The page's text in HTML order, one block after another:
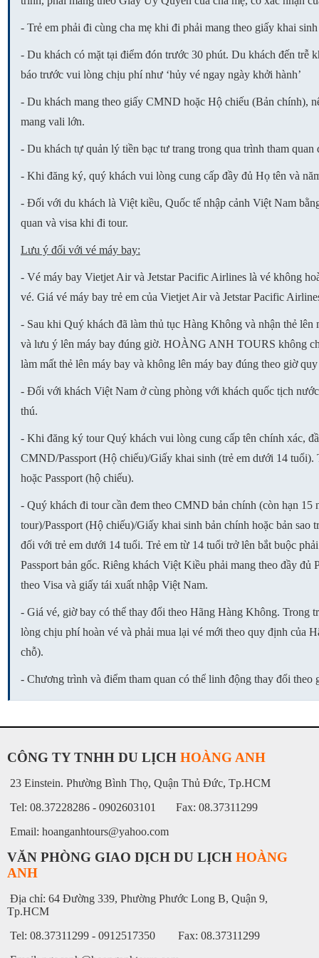
- Trẻ em phải đi cùng cha mẹ khi đi phải mang theo giấy khai
- Du khách có mặt tại điểm đón trước 30 phút. Du khách đến trễ
báo trước vui lòng chịu phí như ‘hủy vé ngay ngày khởi hành’
- Du khách mang theo giấy CMND hoặc Hộ chiếu (Bản chính),
mang vali lớn.
- Du khách tự quản lý tiền bạc tư trang trong qua trình tham quan
- Khi đăng ký, quý khách vui lòng cung cấp đầy đủ Họ tên và
- Đối với du khách là Việt kiều, Quốc tế nhập cảnh Việt Nam
quan và visa khi đi tour.
Lưu ý đối với vé máy bay:
- Vé máy bay Vietjet Air và Jetstar Pacific Airlines là vé không
vé. Giá vé máy bay trẻ em của Vietjet Air và Jetstar Pacific
- Sau khi Quý khách đã làm thủ tục Hàng Không và nhận thẻ
và lưu ý lên máy bay đúng giờ. HOÀNG ANH TOURS không
làm mất thẻ lên máy bay và không lên máy bay đúng theo giờ
- Đối với khách Việt Nam ở cùng phòng với khách quốc tịch
thú.
- Khi đăng ký tour Quý khách vui lòng cung cấp tên chính xác,
CMND/Passport (Hộ chiếu)/Giấy khai sinh (trẻ em dưới 14
hoặc Passport (hộ chiếu).
- Quý khách đi tour cần đem theo CMND bản chính (còn hạn 15
tour)/Passport (Hộ chiếu)/Giấy khai sinh bản chính hoặc bản sao
đối với trẻ em dưới 14 tuổi. Trẻ em từ 14 tuổi trở lên bắt buộc
Passport bản gốc. Riêng khách Việt Kiều phải mang theo đầy đủ
theo Visa và giấy tái xuất nhập Việt Nam.
- Giá vé, giờ bay có thể thay đổi theo Hãng Hàng Không. Trong
lòng chịu phí hoàn vé và phải mua lại vé mới theo quy định của
chỗ).
- Chương trình và điểm tham quan có thể linh động thay đổi theo
CÔNG TY TNHH DU LỊCH HOÀNG ANH
23 Einstein. Phường Bình Thọ, Quận Thủ Đức, Tp.HCM
Tel: 08.37228286 - 0902603101 Fax: 08.37311299
Email: hoanganhtours@yahoo.com
VĂN PHÒNG GIAO DỊCH DU LỊCH HOÀNG
ANH
Địa chỉ: 64 Đường 339, Phường Phước Long B, Quận 9,
Tp.HCM
Tel: 08.37311299 - 0912517350 Fax: 08.37311299